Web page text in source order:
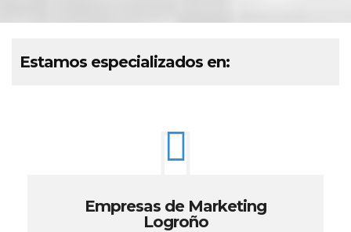
Estamos especializados en:
Empresas de Marketing
Logroño